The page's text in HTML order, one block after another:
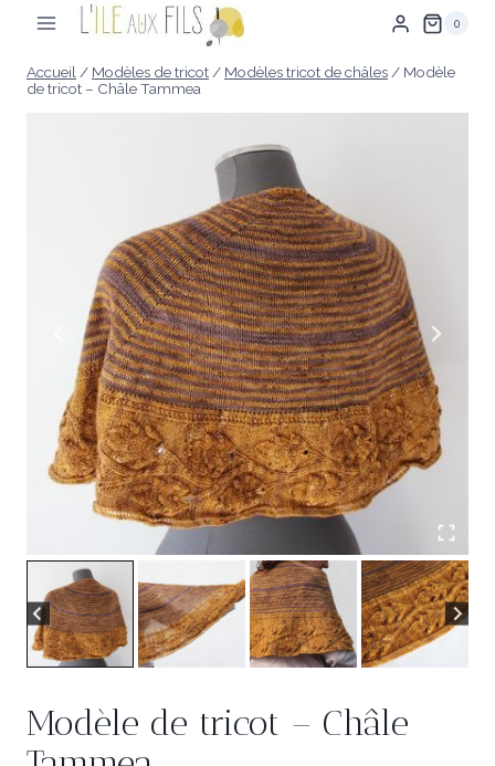
0
Accueil/ Modèles de tricot/ Modèles tricot de châles/ Modèle
de tricot – Châle Tammea
Modèle de tricot – Châle